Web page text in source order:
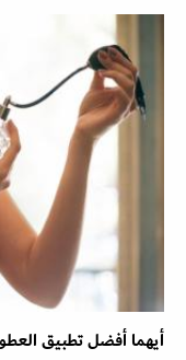
أيهما أفضل تطبيق